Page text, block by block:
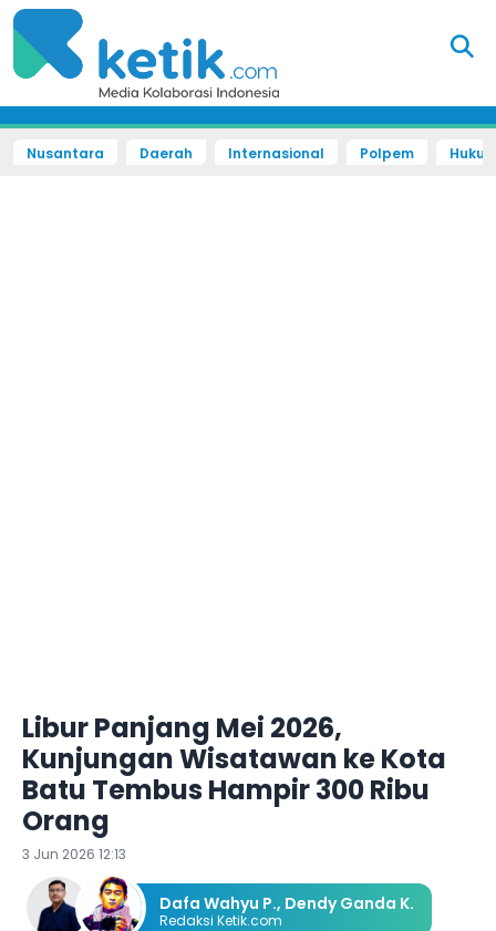
Nusantara Daerah Internasional Polpem
Libur Panjang Mei 2026,
Kunjungan Wisatawan ke Kota
Batu Tembus Hampir 300 Ribu
Orang
3 Jun 2026 12:13
Dafa Wahyu P., Dendy Ganda K.
Redaksi Ketik.com